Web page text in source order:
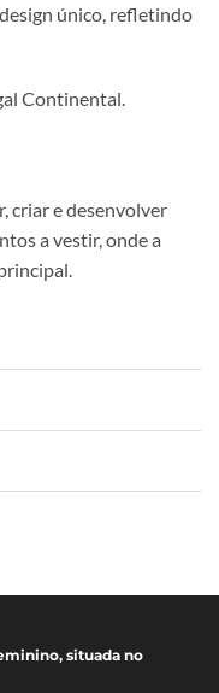
único, refletindo
Continental.
criar e desenvolver
a vestir, onde a
situada no